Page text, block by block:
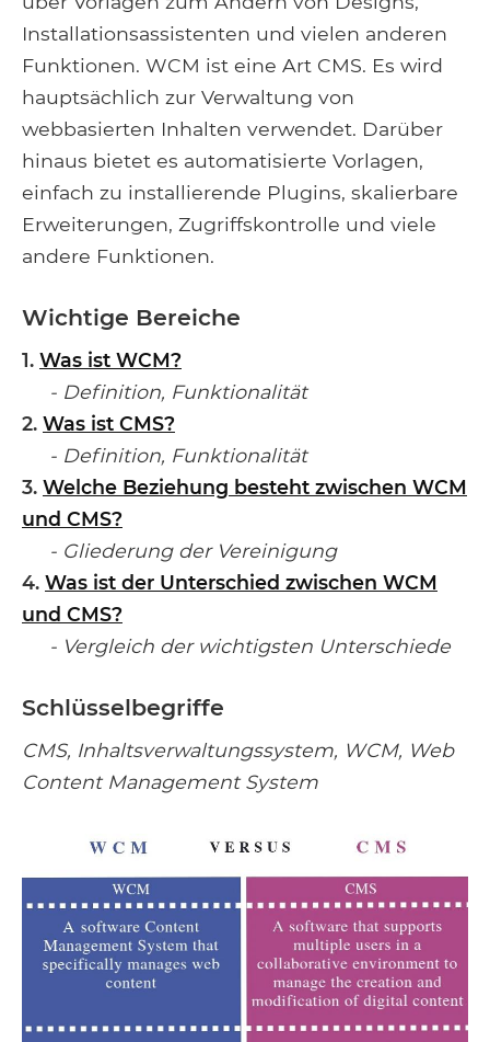
Installationsassistenten und vielen anderen
Funktionen. WCM ist eine Art CMS. Es wird
hauptsächlich zur Verwaltung von
webbasierten Inhalten verwendet. Darüber
hinaus bietet es automatisierte Vorlagen,
einfach zu installierende Plugins, skalierbare
Erweiterungen, Zugriffskontrolle und viele
andere Funktionen.
Wichtige Bereiche
1. Was ist WCM?
- Definition, Funktionalität
2. Was ist CMS?
- Definition, Funktionalität
3. Welche Beziehung besteht zwischen WCM
und CMS?
- Gliederung der Vereinigung
4. Was ist der Unterschied zwischen WCM
und CMS?
- Vergleich der wichtigsten Unterschiede
Schlüsselbegriffe
CMS, Inhaltsverwaltungssystem, WCM, Web
Content Management System